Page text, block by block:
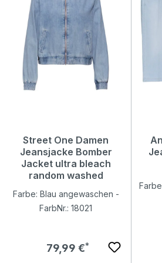
Street One Damen
Jeansjacke Bomber
Jacket ultra bleach
random washed
Farbe: Blau angewaschen -
FarbNr.: 18021
Regulärer Preis:
79,99 €